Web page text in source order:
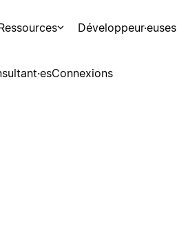
Développeur·euses
Connexions